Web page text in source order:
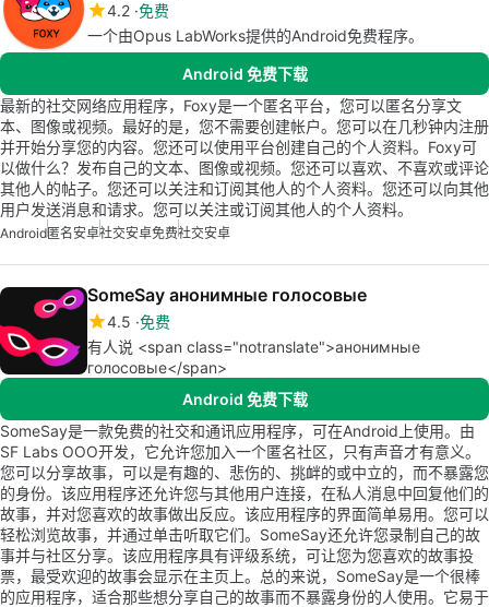
4.2 免费
一个由Opus LabWorks提供的Android免费程序。
Android 免费下载
最新的社交网络应用程序，Foxy是一个匿名平台，您可以匿名分享文
本、图像或视频。最好的是，您不需要创建帐户。您可以在几秒钟内注册
并开始分享您的内容。您还可以使用平台创建自己的个人资料。Foxy可
以做什么？发布自己的文本、图像或视频。您还可以喜欢、不喜欢或评论
其他人的帖子。您还可以关注和订阅其他人的个人资料。您还可以向其他
用户发送消息和请求。您可以关注或订阅其他人的个人资料。
Android匿名安卓社交安卓免费社交安卓
SomeSay анонимные голосовые
4.5 免费
有人说 <span class="notranslate">анонимные
голосовые</span>
Android 免费下载
SomeSay是一款免费的社交和通讯应用程序，可在Android上使用。由
SF Labs OOO开发，它允许您加入一个匿名社区，只有声音才有意义。
您可以分享故事，可以是有趣的、悲伤的、挑衅的或中立的，而不暴露您
的身份。该应用程序还允许您与其他用户连接，在私人消息中回复他们的
故事，并对您喜欢的故事做出反应。该应用程序的界面简单易用。您可以
轻松浏览故事，并通过单击听取它们。SomeSay还允许您录制自己的故
事并与社区分享。该应用程序具有评级系统，可让您为您喜欢的故事投
票，最受欢迎的故事会显示在主页上。总的来说，SomeSay是一个很棒
的应用程序，适合那些想分享自己的故事而不暴露身份的人使用。它易于